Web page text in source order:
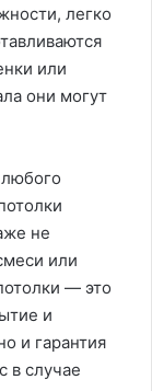
легко
или
они могут
не
или
— это
и
и гарантия
в случае